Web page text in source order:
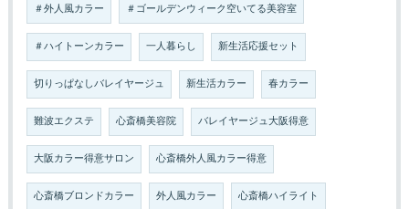
＃外人風カラー ＃ゴールデンウィーク空いてる美容室
＃ハイトーンカラー 一人暮らし 新生活応援セット
切りっぱなしバレイヤージュ 新生活カラー 春カラー
難波エクステ 心斎橋美容院 バレイヤージュ大阪得意
大阪カラー得意サロン 心斎橋外人風カラー得意
心斎橋ブロンドカラー 外人風カラー 心斎橋ハイライト